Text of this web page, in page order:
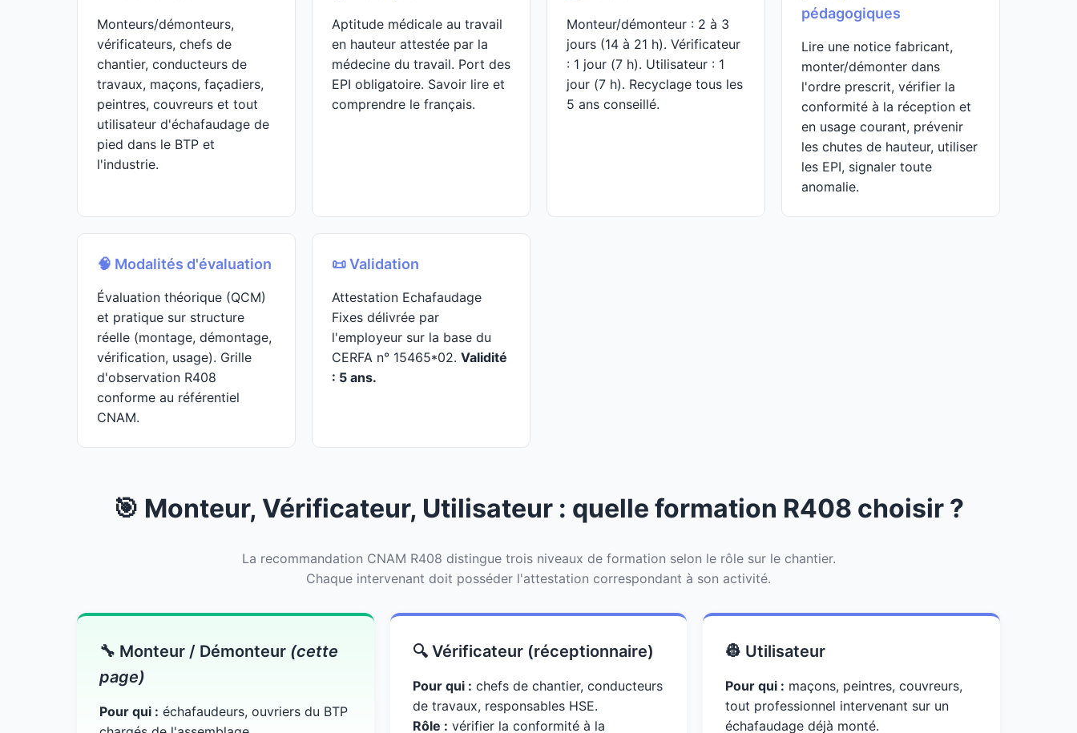
Monteurs/démonteurs,
vérificateurs, chefs de
chantier, conducteurs de
travaux, maçons, façadiers,
peintres, couvreurs et tout
utilisateur d'échafaudage de
pied dans le BTP et
l'industrie.
Aptitude médicale au travail
en hauteur attestée par la
médecine du travail. Port des
EPI obligatoire. Savoir lire et
comprendre le français.
Monteur/démonteur : 2 à 3
jours (14 à 21 h). Vérificateur
: 1 jour (7 h). Utilisateur : 1
jour (7 h). Recyclage tous les
5 ans conseillé.
pédagogiques
Lire une notice fabricant,
monter/démonter dans
l'ordre prescrit, vérifier la
conformité à la réception et
en usage courant, prévenir
les chutes de hauteur, utiliser
les EPI, signaler toute
anomalie.
🧠 Modalités d'évaluation
Évaluation théorique (QCM)
et pratique sur structure
réelle (montage, démontage,
vérification, usage). Grille
d'observation R408
conforme au référentiel
CNAM.
📜 Validation
Attestation Echafaudage
Fixes délivrée par
l'employeur sur la base du
CERFA n° 15465*02. Validité
: 5 ans.
🎯 Monteur, Vérificateur, Utilisateur : quelle formation R408 choisir ?
La recommandation CNAM R408 distingue trois niveaux de formation selon le rôle sur le chantier.
Chaque intervenant doit posséder l'attestation correspondant à son activité.
🔧 Monteur / Démonteur (cette
page)
Pour qui : échafaudeurs, ouvriers du BTP
🔍 Vérificateur (réceptionnaire)
Pour qui : chefs de chantier, conducteurs
de travaux, responsables HSE.
Rôle : vérifier la conformité à la
👷 Utilisateur
Pour qui : maçons, peintres, couvreurs,
tout professionnel intervenant sur un
échafaudage déjà monté.